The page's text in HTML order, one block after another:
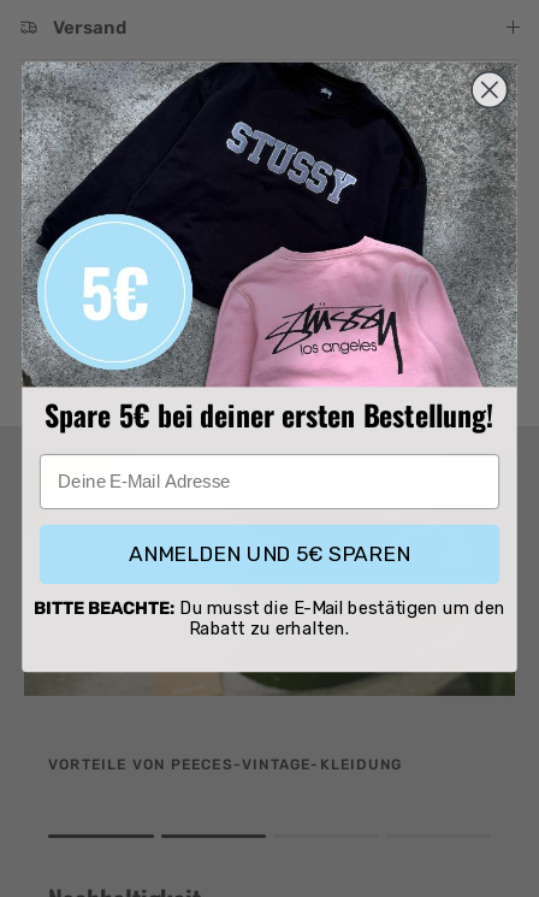
Versand
Schwarzer Pullover der edlen Marke Lacoste, mit dem
typischen Krokodil auf der Brust.
4,6 von 5 Sternen
Alle 526+ Bewertungen auf
Trustpilot anzeigen.
VORTEILE VON PEECES-VINTAGE-KLEIDUNG
Spare 5€ bei deiner ersten Bestellung!
E-Mail
ANMELDEN UND 5€ SPAREN
BITTE BEACHTE: Du musst die E-Mail bestätigen um den
Rabatt zu erhalten.